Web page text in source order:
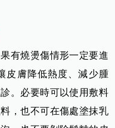
有燒燙傷情形一定要進
皮膚降低熱度、減少腫
。必要時可以使用敷料
，也不可在傷處塗抹乳